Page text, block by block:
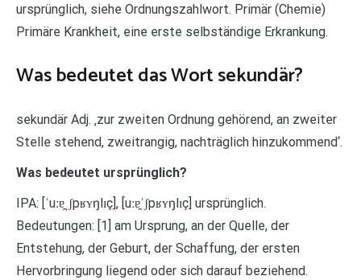
ursprünglich, siehe Ordnungszahlwort. Primär (Chemie)
Primäre Krankheit, eine erste selbständige Erkrankung.
Was bedeutet das Wort sekundär?
sekundär Adj. ‚zur zweiten Ordnung gehörend, an zweiter
Stelle stehend, zweitrangig, nachträglich hinzukommend‘.
Was bedeutet ursprünglich?
IPA: [ˈuːɐ̯ˌʃpʁʏŋlɪç], [uːɐ̯ˈʃpʁʏŋlɪç] ursprünglich.
Bedeutungen: [1] am Ursprung, an der Quelle, der
Entstehung, der Geburt, der Schaffung, der ersten
Hervorbringung liegend oder sich darauf beziehend.